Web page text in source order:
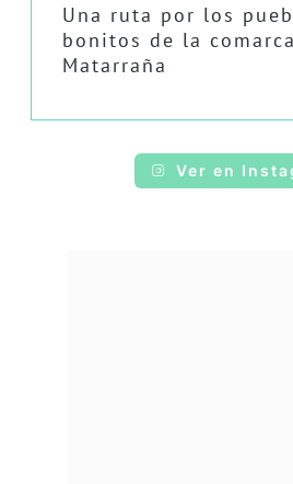
Una ruta por los
bonitos de la
Matarraña
Ver en